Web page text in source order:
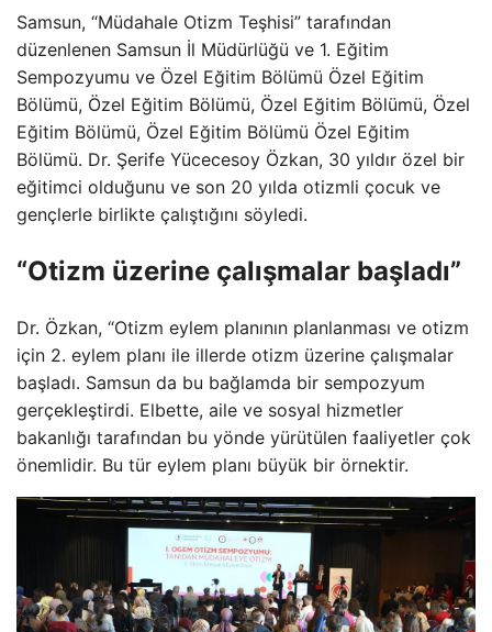
Samsun, “Müdahale Otizm Teşhisi” tarafından
düzenlenen Samsun İl Müdürlüğü ve 1. Eğitim
Sempozyumu ve Özel Eğitim Bölümü Özel Eğitim
Bölümü, Özel Eğitim Bölümü, Özel Eğitim Bölümü, Özel
Eğitim Bölümü, Özel Eğitim Bölümü Özel Eğitim
Bölümü. Dr. Şerife Yücecesoy Özkan, 30 yıldır özel bir
eğitimci olduğunu ve son 20 yılda otizmli çocuk ve
gençlerle birlikte çalıştığını söyledi.
“Otizm üzerine çalışmalar başladı”
Dr. Özkan, “Otizm eylem planının planlanması ve otizm
için 2. eylem planı ile illerde otizm üzerine çalışmalar
başladı. Samsun da bu bağlamda bir sempozyum
gerçekleştirdi. Elbette, aile ve sosyal hizmetler
bakanlığı tarafından bu yönde yürütülen faaliyetler çok
önemlidir. Bu tür eylem planı büyük bir örnektir.